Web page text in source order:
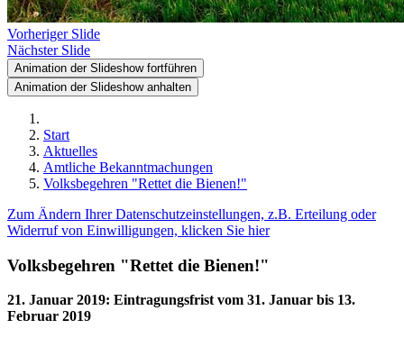
Vorheriger Slide
Nächster Slide
Animation der Slideshow fortführen
Animation der Slideshow anhalten
Start
Aktuelles
Amtliche Bekanntmachungen
Volksbegehren "Rettet die Bienen!"
Zum Ändern Ihrer Datenschutzeinstellungen, z.B. Erteilung oder
Widerruf von Einwilligungen, klicken Sie hier
Volksbegehren "Rettet die Bienen!"
21. Januar 2019: Eintragungsfrist vom 31. Januar bis 13.
Februar 2019